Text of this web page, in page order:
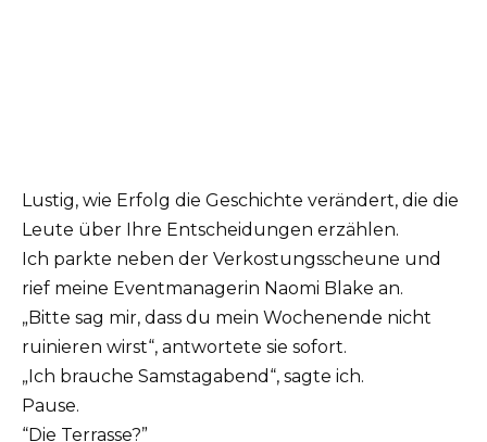
Lustig, wie Erfolg die Geschichte verändert, die die
Leute über Ihre Entscheidungen erzählen.
Ich parkte neben der Verkostungsscheune und
rief meine Eventmanagerin Naomi Blake an.
„Bitte sag mir, dass du mein Wochenende nicht
ruinieren wirst“, antwortete sie sofort.
„Ich brauche Samstagabend“, sagte ich.
Pause.
“Die Terrasse?”